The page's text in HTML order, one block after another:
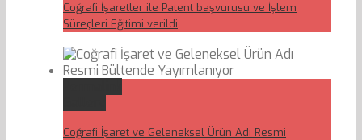
Coğrafi İşaretler ile Patent başvurusu ve İşlem
Süreçleri Eğitimi verildi
Coğrafi İşaret ve Geleneksel Ürün Adı Resmi